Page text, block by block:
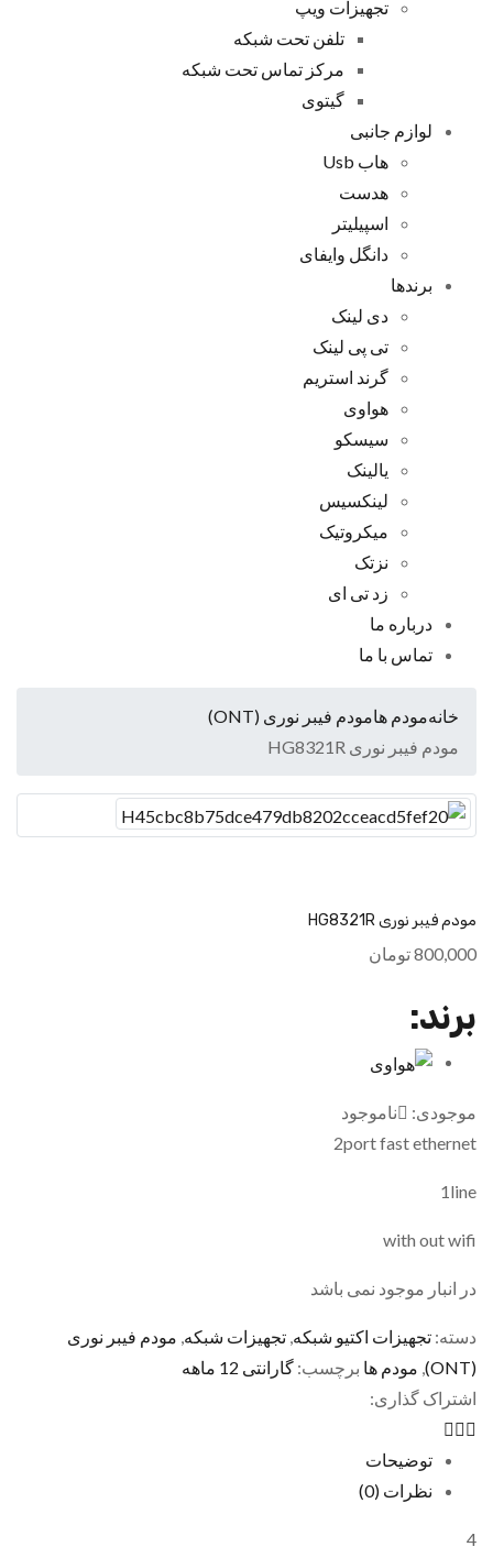
تجهیزات ویپ
تلفن تحت شبکه
مرکز تماس تحت شبکه
گیتوی
لوازم جانبی
هاب Usb
هدست
اسپیلیتر
دانگل وایفای
برندها
دی لینک
تی پی لینک
گرند استریم
هواوی
سیسکو
یالینک
لینکسیس
میکروتیک
نزتک
زد تی ای
درباره ما
تماس با ما
خانهمودم هامودم فیبر نوری (ONT)
مودم فیبر نوری HG8321R
مودم فیبر نوری HG8321R
800,000تومان
برند:
موجودی:
ناموجود
2port fast ethernet
1line
with out wifi
در انبار موجود نمی باشد
دسته: تجهیزات اکتیو شبکه, تجهیزات شبکه, مودم فیبر نوری
(ONT)
, مودم ها برچسب: گارانتی 12 ماهه
اشتراک گذاری:
توضیحات
نظرات (0)
4